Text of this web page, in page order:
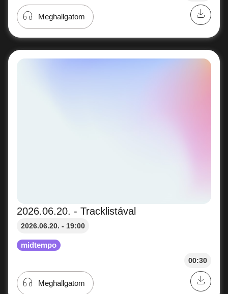
Meghallgatom
2026.06.20. - Tracklistával
2026.06.20. - 19:00
midtempo
00:30
Meghallgatom